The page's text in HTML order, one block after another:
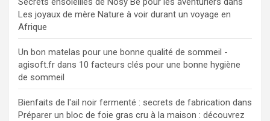
Les joyaux de mère Nature à voir durant un voyage en
Afrique
Un bon matelas pour une bonne qualité de sommeil -
agisoft.fr dans 10 facteurs clés pour une bonne hygiène
de sommeil
Bienfaits de l'ail noir fermenté : secrets de fabrication dans
Préparer un bloc de foie gras cru à la maison : découvrez